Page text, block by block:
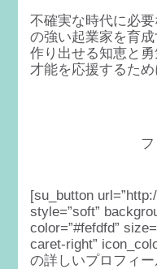
不確実な時代に必
の強い起業家を育
作り出せる知恵と
才能を応援するた
[su_button
style=”soft”
color=”#fefdfd”
caret-right”
の詳しいプロフィ